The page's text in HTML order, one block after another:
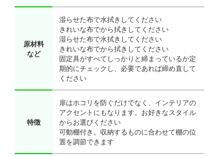
原材料
など
湿らせた布で水拭きしてください
きれいな布でから拭きしてください
湿らせた布で水拭きしてください
きれいな布でから拭きしてください
固定具がすべてしっかりと締まっているか定
期的にチェックし、必要であれば締め直して
ください
特徴
扉はホコリを防ぐだけでなく、インテリアの
アクセントにもなります。お好きなスタイル
からお選びください
可動棚付き。収納するものに合わせて棚の位
置を調節できます